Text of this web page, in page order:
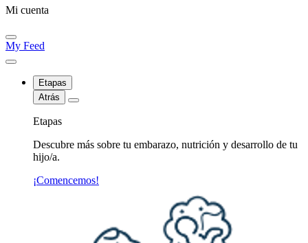
Mi cuenta
My Feed
Etapas
Atrás
Etapas
Descubre más sobre tu embarazo, nutrición y desarrollo de tu
hijo/a.
¡Comencemos!